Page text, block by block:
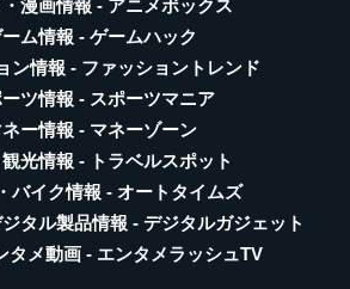
漫画情報 - アニメボックス
ム情報 - ゲームハック
ン情報 - ファッショントレンド
ツ情報 - スポーツマニア
ネー情報 - マネーゾーン
光情報 - トラベルスポット
バイク情報 - オートタイムズ
タル製品情報 - デジタルガジェット
タメ動画 - エンタメラッシュTV